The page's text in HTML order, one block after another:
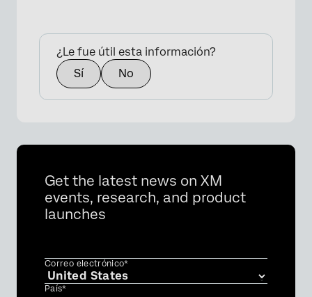
¿Le fue útil esta información?
Sí
No
Get the latest news on XM
events, research, and product
launches
Correo electrónico*
País*